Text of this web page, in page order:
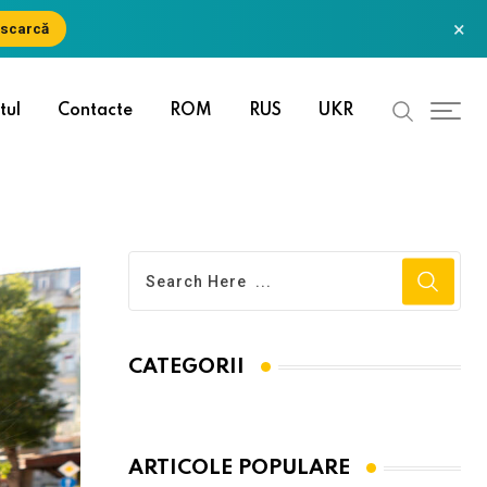
×
Contacte ROM RUS UKR
CATEGORII
ARTICOLE POPULARE